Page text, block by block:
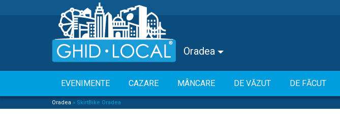
Oradea
EVENIMENTE CAZARE MÂNCARE DE VĂZUT DE FĂCUT
Oradea » SkirtBike Oradea